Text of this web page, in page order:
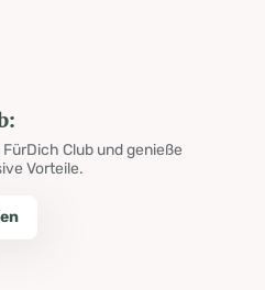
Club und genieße
Vorteile.